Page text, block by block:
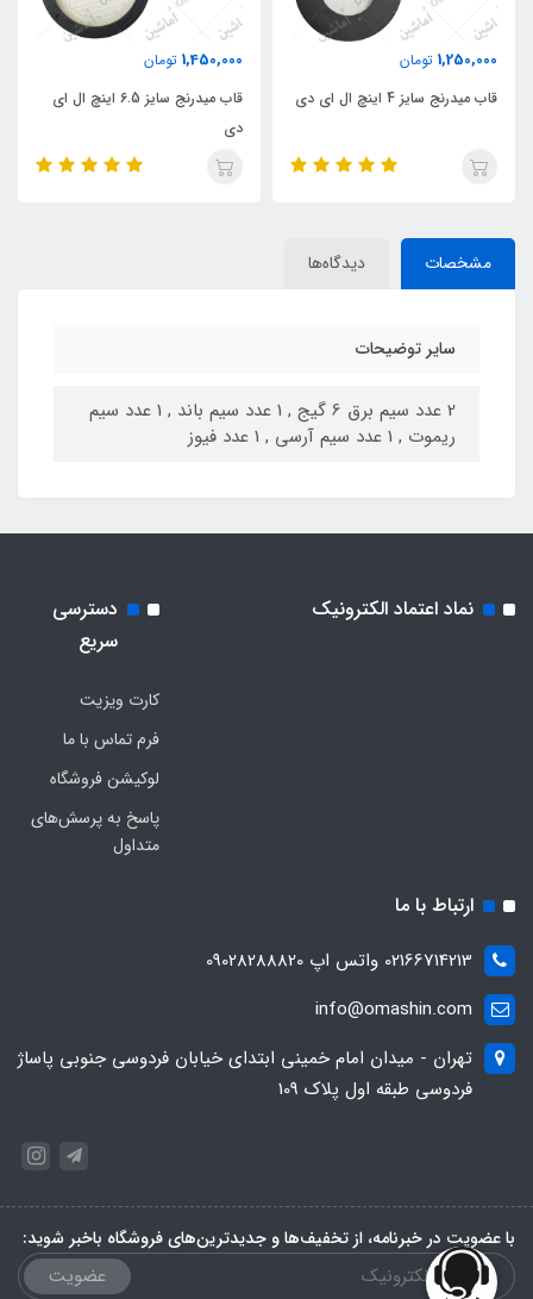
1,250,000 تومان
قاب میدرنج سایز 4 اینچ ال ای دی
1,450,000 تومان
قاب میدرنج سایز 6.5 اینچ ال ای
دی
مشخصات دیدگاه‌ها
سایر توضیحات
2 عدد سیم برق 6 گیج , 1 عدد سیم باند , 1 عدد سیم
ریموت , 1 عدد سیم آرسی , 1 عدد فیوز
نماد اعتماد الکترونیک
دسترسی
سریع
کارت ویزیت
فرم تماس با ما
لوکیشن فروشگاه
پاسخ به پرسش‌های
متداول
ارتباط با ما
02166714213 واتس اپ 09028288820
info@omashin.com
تهران - میدان امام خمینی ابتدای خیابان فردوسی جنوبی پاساژ
فردوسی طبقه اول پلاک 109
با عضویت در خبرنامه، از تخفیف‌ها و جدیدترین‌های فروشگاه باخبر شوید:
عضویت